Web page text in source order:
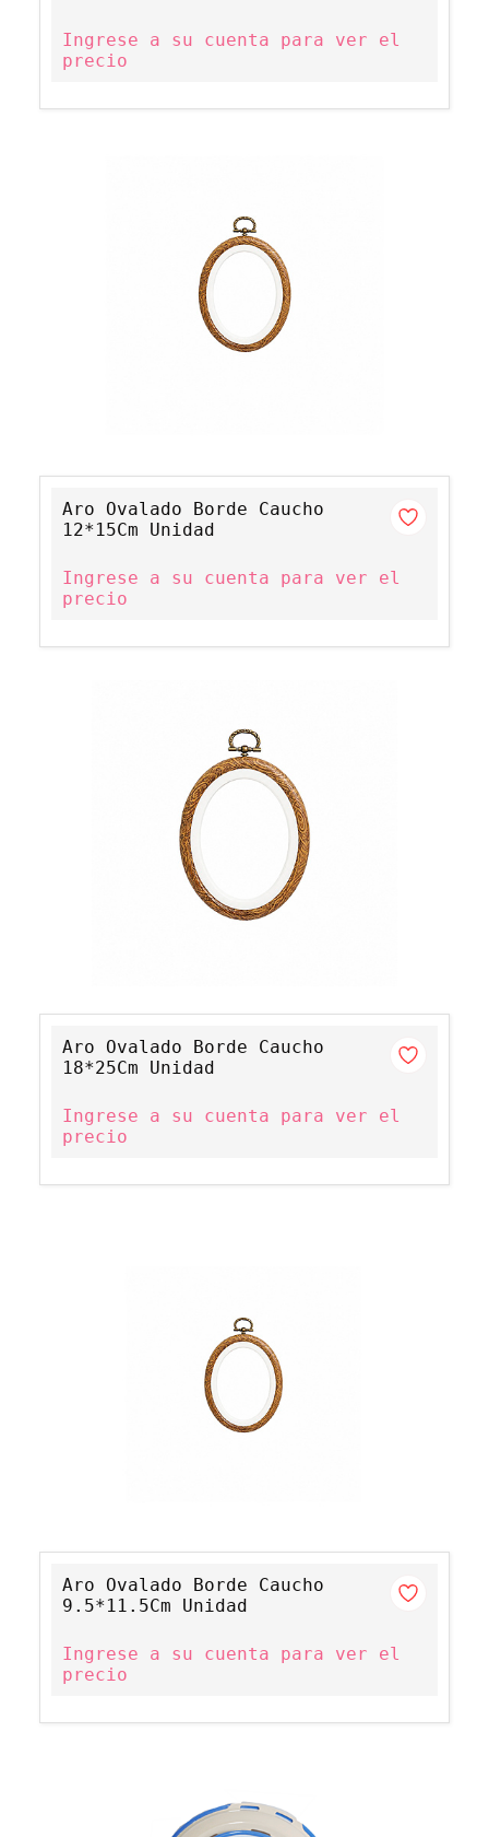
Ingrese a su cuenta para ver el
precio
Aro Ovalado Borde Caucho
12*15Cm Unidad
Ingrese a su cuenta para ver el
precio
Aro Ovalado Borde Caucho
18*25Cm Unidad
Ingrese a su cuenta para ver el
precio
Aro Ovalado Borde Caucho
9.5*11.5Cm Unidad
Ingrese a su cuenta para ver el
precio